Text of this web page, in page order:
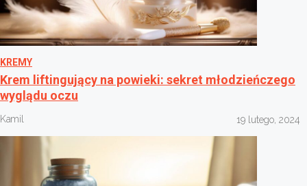
KREMY
Krem liftingujący na powieki: sekret młodzieńczego
wyglądu oczu
Kamil 19 lutego, 2024